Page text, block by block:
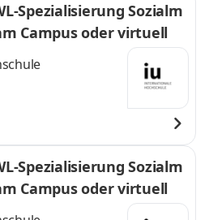
Spezialisierung Sozialm
Campus oder virtuell
Spezialisierung Sozialm
Campus oder virtuell